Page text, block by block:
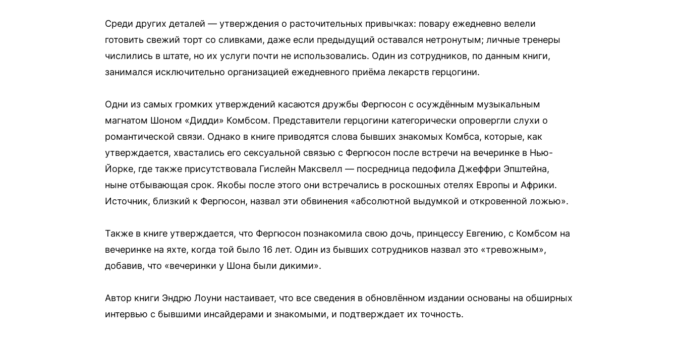
Среди других деталей — утверждения о расточительных привычках: повару ежедневно велели
готовить свежий торт со сливками, даже если предыдущий оставался нетронутым; личные тренеры
числились в штате, но их услуги почти не использовались. Один из сотрудников, по данным книги,
занимался исключительно организацией ежедневного приёма лекарств герцогини.
Одни из самых громких утверждений касаются дружбы Фергюсон с осуждённым музыкальным
магнатом Шоном «Дидди» Комбсом. Представители герцогини категорически опровергли слухи о
романтической связи. Однако в книге приводятся слова бывших знакомых Комбса, которые, как
утверждается, хвастались его сексуальной связью с Фергюсон после встречи на вечеринке в Нью-
Йорке, где также присутствовала Гислейн Максвелл — посредница педофила Джеффри Эпштейна,
ныне отбывающая срок. Якобы после этого они встречались в роскошных отелях Европы и Африки.
Источник, близкий к Фергюсон, назвал эти обвинения «абсолютной выдумкой и откровенной ложью».
Также в книге утверждается, что Фергюсон познакомила свою дочь, принцессу Евгению, с Комбсом на
вечеринке на яхте, когда той было 16 лет. Один из бывших сотрудников назвал это «тревожным»,
добавив, что «вечеринки у Шона были дикими».
Автор книги Эндрю Лоуни настаивает, что все сведения в обновлённом издании основаны на обширных
интервью с бывшими инсайдерами и знакомыми, и подтверждает их точность.